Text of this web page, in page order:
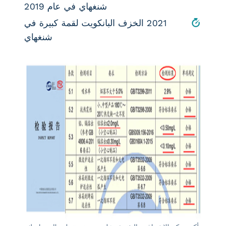
شنغهاي في عام 2019
2021 الخزف البانكويت لقمة كبيرة في
شنغهاي